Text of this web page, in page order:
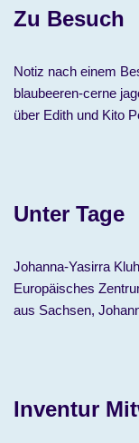
Zu Besuch
Notiz nach einem
blaubeeren-cerne
über Edith und Kito
Unter Tage
Johanna-Yasirra
Europäisches
aus Sachsen,
Inventur